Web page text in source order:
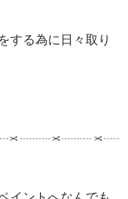
する為に日々取り